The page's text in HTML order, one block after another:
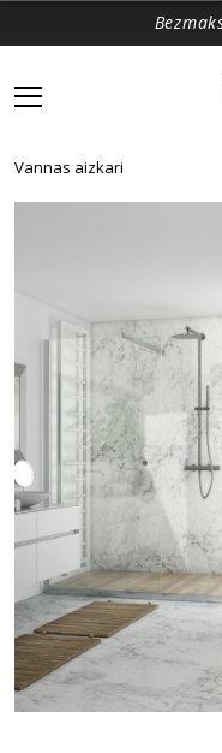
Vannas aizkari